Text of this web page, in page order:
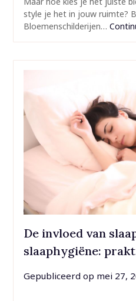
style je het in jouw ruimte?
Bloemenschilderijen…
De invloed van
slaaphygiëne:
Gepubliceerd op mei 27,